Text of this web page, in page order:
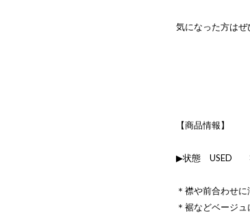
気になった方はぜ
【商品情報】
▶状態 USED
＊襟や前合わせに
＊裾などベージュ